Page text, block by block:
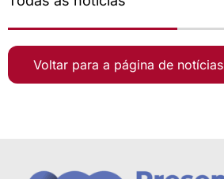
Voltar para a página de notícias